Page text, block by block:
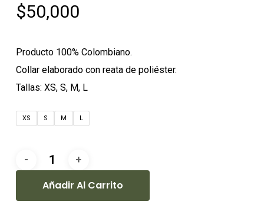
$50,000
Producto 100% Colombiano.
Collar elaborado con reata de poliéster.
Tallas: XS, S, M, L
XS S M L
Añadir Al Carrito